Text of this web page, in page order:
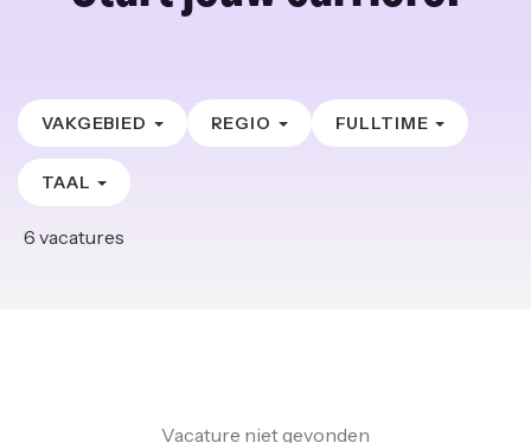
VAKGEBIED REGIO FULLTIME
TAAL
6 vacatures
Vacature niet gevonden